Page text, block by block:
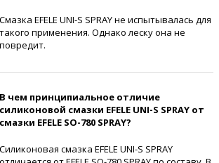
Смазка EFELE UNI-S SPRAY не испытывалась для
такого применения. Однако леску она не
повредит.
В чем принципиальное отличие
силиконовой смазки EFELE UNI-S SPRAY от
смазки EFELE SO-780 SPRAY?
Силиконовая смазка EFELE UNI-S SPRAY